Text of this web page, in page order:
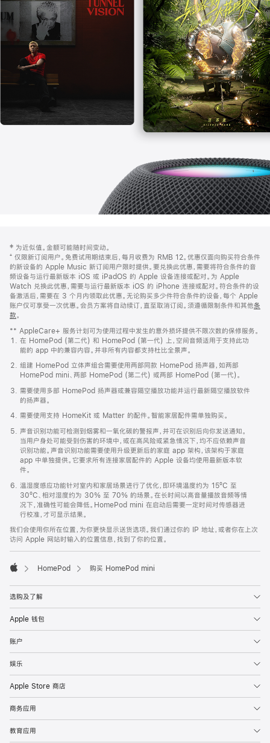
中
打
开)
页
页
脚
注
‡ 为近似值。金额可能随时间变动。
⁺ 仅限新订阅用户。免费试用期结束后，每月收费为 RMB 12。优惠仅面向购买符合条件
的新设备的 Apple Music 新订阅用户限时提供。要兑换此优惠，需要将符合条件的音
频设备与运行最新版本 iOS 或 iPadOS 的 Apple 设备连接或配对。为 Apple
Watch 兑换此优惠，需要与运行最新版本 iOS 的 iPhone 连接或配对。符合条件的设
备激活后，需要在 3 个月内领取此优惠。无论购买多少件符合条件的设备，每个 Apple
账户仅可享受一次优惠。会员方案将自动续订，直至取消订阅。须遵循限制条件和其他条
款。
窗
口
中
打
开)
** AppleCare+ 服务计划可为使用过程中发生的意外损坏提供不限次数的保修服务。
在 HomePod (第二代) 和 HomePod (第一代) 上，空间音频适用于支持此功
能的 app 中的兼容内容。并非所有内容都支持杜比全景声。
组建 HomePod 立体声组合需要使用两部同款 HomePod 扬声器，如两部
HomePod mini、两部 HomePod (第二代) 或两部 HomePod (第一代)。
需要使用多部 HomePod 扬声器或兼容隔空播放功能并运行最新隔空播放软件
的扬声器。
需要使用支持 HomeKit 或 Matter 的配件。智能家居配件需单独购买。
声音识别功能可检测到烟雾和一氧化碳的警报声，并可在识别后向你发送通知。
当用户身处可能受到伤害的环境中，或在高风险或紧急情况下，均不应依赖声音
识别功能。声音识别功能需要使用升级更新后的家庭 app 架构，该架构于家庭
app 中单独提供。它要求所有连接家居配件的 Apple 设备均使用最新版本软
件。
温湿度感应功能针对室内和家居场景进行了优化，即环境温度约为 15ºC 至
30ºC、相对湿度约为 30% 至 70% 的场景。在长时间以高音量播放音频等情
况下，准确性可能会降低。HomePod mini 在启动后需要一定时间对传感器进
行校准，才可显示结果。
我们会使用你所在位置，为你更快显示送货选项。我们通过你的 IP 地址，或者你在上次
访问 Apple 网站时输入的位置信息，找到了你的位置。
HomePod 购买 HomePod mini
选购及了解
Apple 钱包
账户
娱乐
Apple Store 商店
商务应用
教育应用